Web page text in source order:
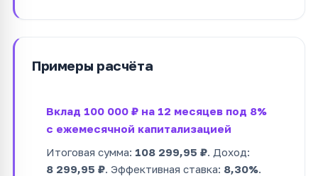
Примеры расчёта
Вклад 100 000 ₽ на 12 месяцев под 8%
с ежемесячной капитализацией
Итоговая сумма: 108 299,95 ₽. Доход:
8 299,95 ₽. Эффективная ставка: 8,30%.